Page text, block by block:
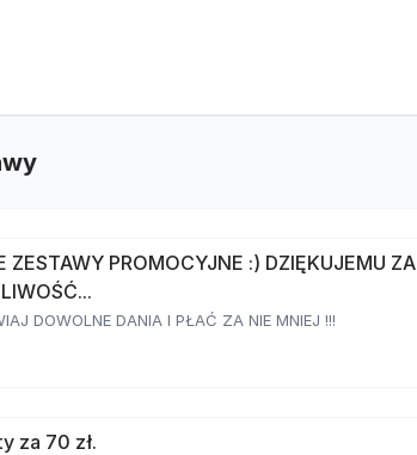
ZESTAWY PROMOCYJNE :) DZIĘKUJEMU ZA
DOWOLNE DANIA I PŁAĆ ZA NIE MNIEJ !!!
za 70 zł.